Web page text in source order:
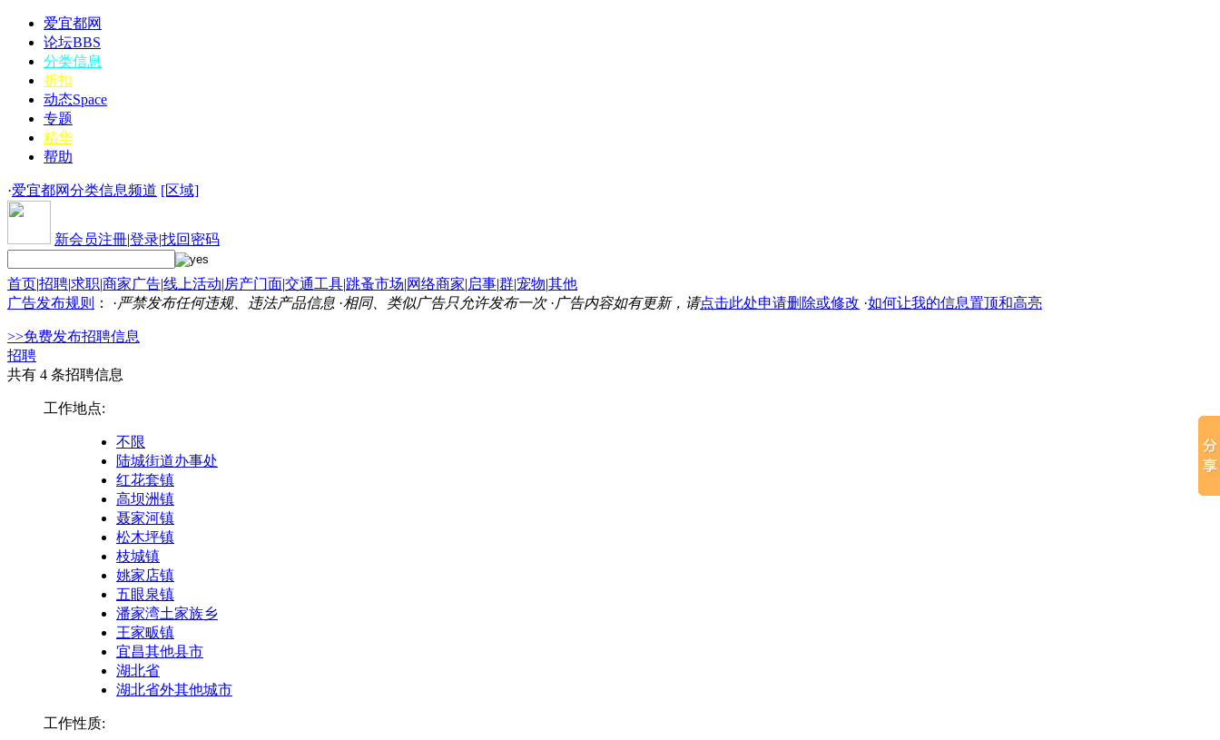
爱宜都网
论坛BBS
分类信息
折扣
动态Space
专题
精华
帮助
·爱宜都网分类信息频道 [区域]
新会员注冊|登录|找回密码
首页|招聘|求职|商家广告|线上活动|房产门面|交通工具|跳蚤市场|网络商家| 启事|群|宠物|其他
广告发布规则
： ·严禁发布任何违规、违法产品信息 ·相同、类似广告只允许发布一次·广告内容如有更新，请点击此处申请删除或修改 ·如何让我的信息置顶和高亮
>>免费发布招聘信息
招聘
共有 4 条招聘信息
工作地点:
不限
陆城街道办事处
红花套镇
高坝洲镇
聂家河镇
松木坪镇
枝城镇
姚家店镇
五眼泉镇
潘家湾土家族乡
王家畈镇
宜昌其他县市
湖北省
湖北省外其他城市
工作性质: